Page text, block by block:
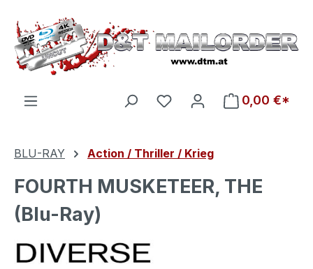
Zum Hauptinhalt springen
Du hast 0 Produkte auf
0,00 €*
BLU-RAY Action / Thriller / Krieg
FOURTH MUSKETEER, THE
(Blu-Ray)